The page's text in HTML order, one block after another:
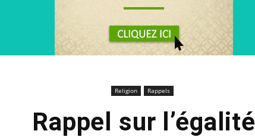
Religion Rappels
Rappel sur l’égalité